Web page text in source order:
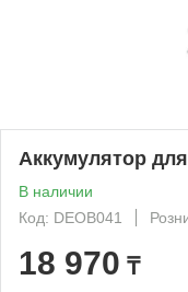
Аккумулятор
В наличии
Код: DEOB041
18 970 ₸